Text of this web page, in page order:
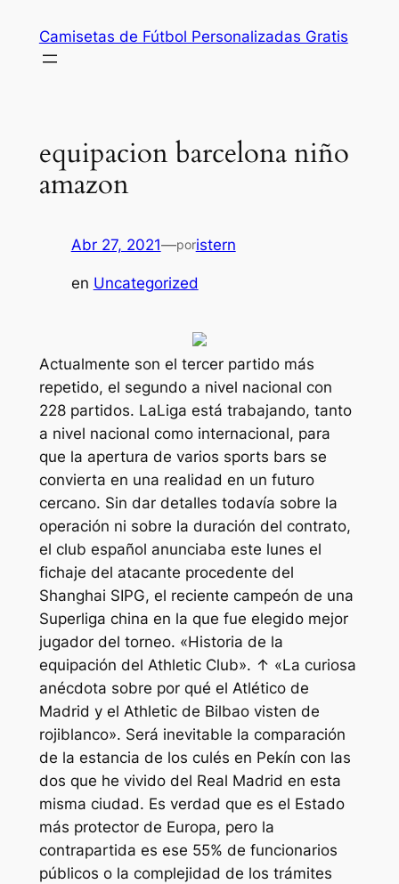
contenido
Camisetas de Fútbol Personalizadas Gratis
equipacion barcelona niño
amazon
Abr 27, 2021—poristern
en Uncategorized
Actualmente son el tercer partido más
repetido, el segundo a nivel nacional con
228 partidos. LaLiga está trabajando, tanto
a nivel nacional como internacional, para
que la apertura de varios sports bars se
convierta en una realidad en un futuro
cercano. Sin dar detalles todavía sobre la
operación ni sobre la duración del contrato,
el club español anunciaba este lunes el
fichaje del atacante procedente del
Shanghai SIPG, el reciente campeón de una
Superliga china en la que fue elegido mejor
jugador del torneo. «Historia de la
equipación del Athletic Club». ↑ «La curiosa
anécdota sobre por qué el Atlético de
Madrid y el Athletic de Bilbao visten de
rojiblanco». Será inevitable la comparación
de la estancia de los culés en Pekín con las
dos que he vivido del Real Madrid en esta
misma ciudad. Es verdad que es el Estado
más protector de Europa, pero la
contrapartida es ese 55% de funcionarios
públicos o la complejidad de los trámites